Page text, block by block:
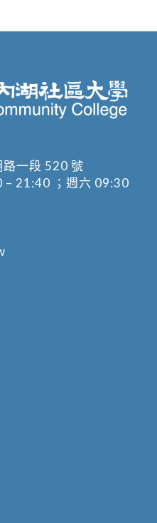
一段 520 號
– 21:40 ；週六 09:30